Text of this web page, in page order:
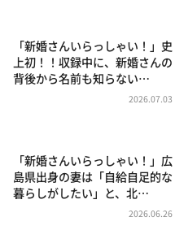
「新婚さんいらっしゃい！」史
上初！！収録中に、新婚さんの
背後から名前も知らない…
2026.07.03
「新婚さんいらっしゃい！」広
島県出身の妻は「自給自足的な
暮らしがしたい」と、北…
2026.06.26